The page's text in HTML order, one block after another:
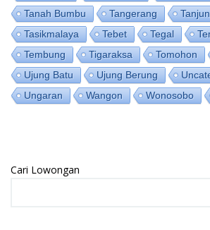
Tanah Bumbu
Tangerang
Tasikmalaya
Tebet Tegal
Tembung
Tigaraksa Tomohon
Ujung Batu
Ujung Berung
Ungaran
Wangon Wonosobo
Cari Lowongan